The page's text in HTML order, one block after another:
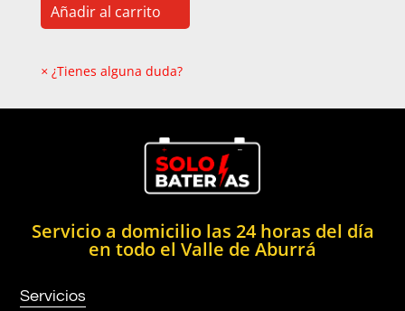
Añadir al carrito
× ¿Tienes alguna duda?
Servicio a domicilio las 24 horas del día
en todo el Valle de Aburrá
Servicios